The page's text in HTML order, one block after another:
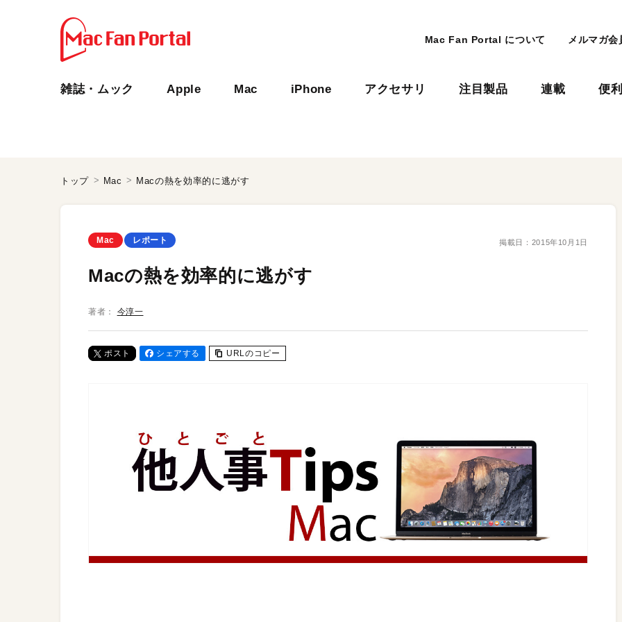
Mac Fan Portal について メルマガ会
雑誌・ムック Apple Mac iPhone アクセサリ 注目製品 連載 便
トップ Mac Macの熱を効率的に逃がす
Mac レポート 掲載日： 2015年10月1日
Macの熱を効率的に逃がす
著者： 今淳一
ポスト シェアする URLのコピー